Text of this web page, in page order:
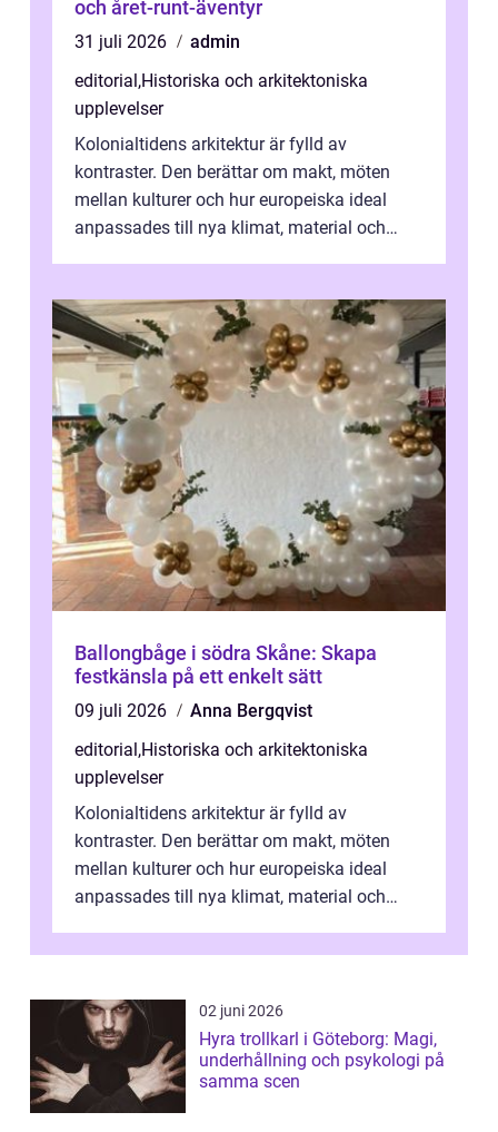
och året-runt-äventyr
31 juli 2026
admin
editorial,Historiska och arkitektoniska
upplevelser
Kolonialtidens arkitektur är fylld av
kontraster. Den berättar om makt, möten
mellan kulturer och hur europeiska ideal
anpassades till nya klimat, material och
Ballongbåge i södra Skåne: Skapa
festkänsla på ett enkelt sätt
09 juli 2026
Anna Bergqvist
editorial,Historiska och arkitektoniska
upplevelser
Kolonialtidens arkitektur är fylld av
kontraster. Den berättar om makt, möten
mellan kulturer och hur europeiska ideal
anpassades till nya klimat, material och
02 juni 2026
Hyra trollkarl i Göteborg: Magi,
underhållning och psykologi på
samma scen